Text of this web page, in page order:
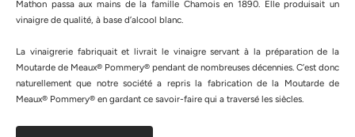
Mathon passa aux mains de la famille Chamois en 1890. Elle produisait un
vinaigre de qualité, à base d’alcool blanc.
La vinaigrerie fabriquait et livrait le vinaigre servant à la préparation de la
Moutarde de Meaux® Pommery® pendant de nombreuses décennies. C’est donc
naturellement que notre société a repris la fabrication de la Moutarde de
Meaux® Pommery® en gardant ce savoir-faire qui a traversé les siècles.